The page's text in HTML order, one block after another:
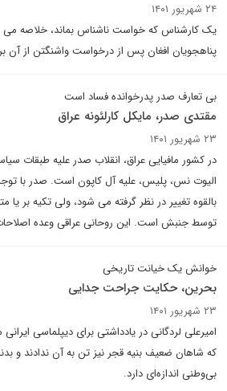
۲۴ شهریور ۱۴۰۱
پناهجویان افغان پس از درخواست واشنگتن از آن
بی تعارف صدر پدرخوانده فساد است
مقتدی صدر، مایکل کارلئونه عراق
۲۳ شهریور ۱۴۰۱
در کشور مافیایی عراق، انقلاب صدر علیه طبقات
الیوت نس، پلیس، علیه آل کاپون است. صدر با
بالقوه تغییر در نظر گرفته می شود، ولی تکیه بر
توسط جنبش است. این روحانی عراقی وعده
خوانش یک خیانت تاریخی
بحرین، حکایت جراحت جدایی
۲۳ شهریور ۱۴۰۱
امیرعلی لردگانی در یادداشتی برای دیپلماسی
که شاهان ضعیف بنیه قجر نیز تن به آن ندادند و
بی‌وطنی اندازه‌ای دارد.